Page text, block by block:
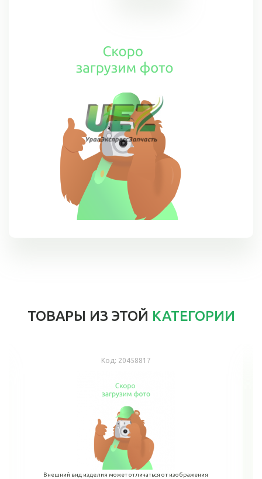
ТОВАРЫ ИЗ ЭТОЙ КАТЕГОРИИ
Код: 20458817
Внешний вид изделия может отличаться от изображения